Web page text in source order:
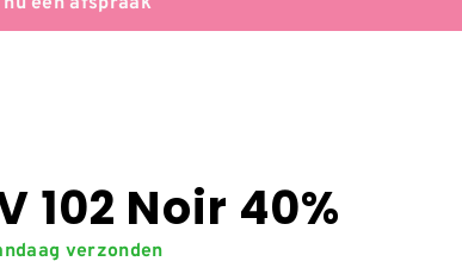
102 Noir 40%
verzonden